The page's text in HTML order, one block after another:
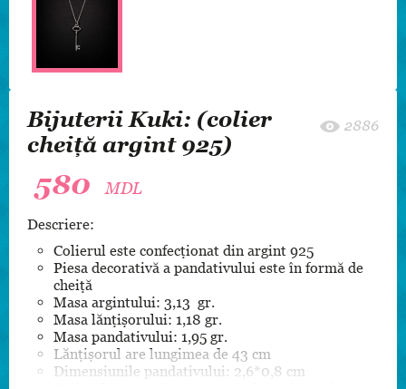
Bijuterii Kuki: (colier
cheiță argint 925)
2886
580 MDL
Descriere:
Colierul este confecționat din argint 925
Piesa decorativă a pandativului este în formă de
cheiță
Masa argintului: 3,13 gr.
Masa lănțișorului: 1,18 gr.
Masa pandativului: 1,95 gr.
Lănțișorul are lungimea de 43 cm
Dimensiunile pandativului: 2,6*0,8 cm